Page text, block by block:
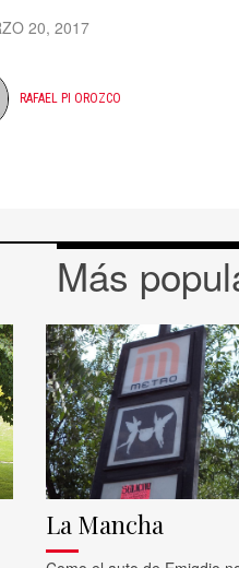
20, 2017
RAFAEL PI OROZCO
Más
La Mancha